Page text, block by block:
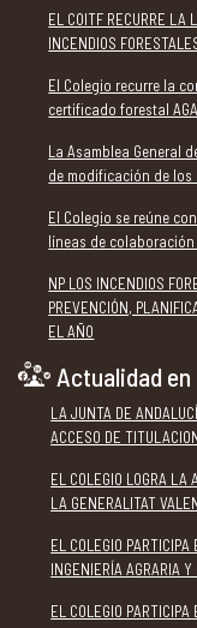
EL COITF RECURRE LA
INCENDIOS
El Colegio recurre la
certificado forestal
La Asamblea General
de modificación de
El Colegio se reúne
líneas de
NP LOS INCENDIOS
PREVENCIÓN,
EL AÑO
Actualidad en
LA JUNTA DE
ACCESO DE
EL COLEGIO LOGRA LA
LA GENERALITAT
EL COLEGIO
INGENIERÍA AGRARIA Y
EL COLEGIO